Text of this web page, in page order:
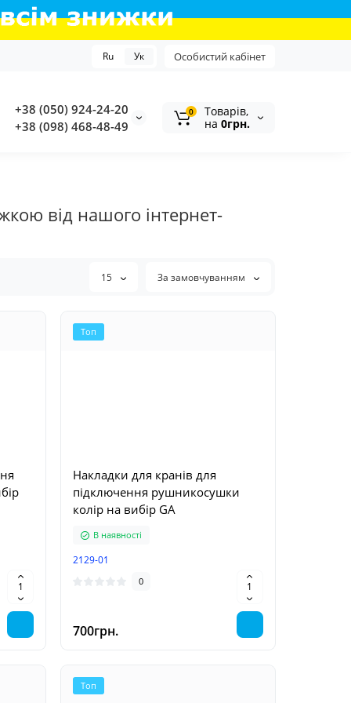
Особистий кабінет
Ru Ук
+38 (050) 924-24-20
+38 (098) 468-48-49
0
Tоварів,
на 0грн.
Масажне крісло MANZOKU LIRA
від нашого інтернет-
15 За замовчуванням
Топ
Накладки для кранів для
підключення рушникосушки
колір на вибір GA
В наявності
2129-01
0
700грн.
Топ